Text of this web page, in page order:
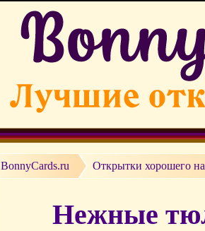
BonnyCards.ru Открытки хорошего
Нежные